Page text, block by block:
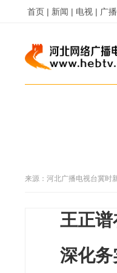
首页 | 新闻 | 电视 | 广
来源： 河北广播电视台冀时
王正
深化